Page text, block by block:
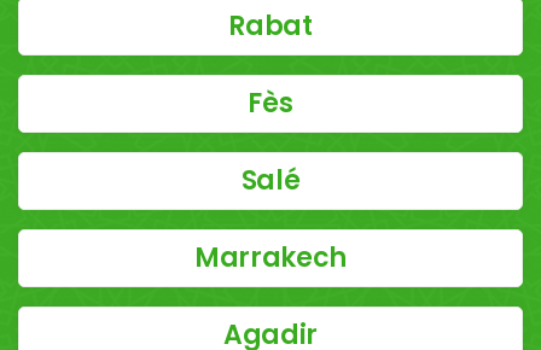
Rabat
Fès
Salé
Marrakech
Agadir